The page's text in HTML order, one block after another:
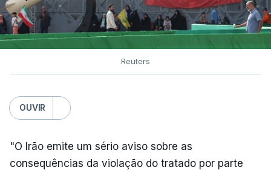
Reuters
OUVIR
"O Irão emite um sério aviso sobre as
consequências da violação do tratado por parte